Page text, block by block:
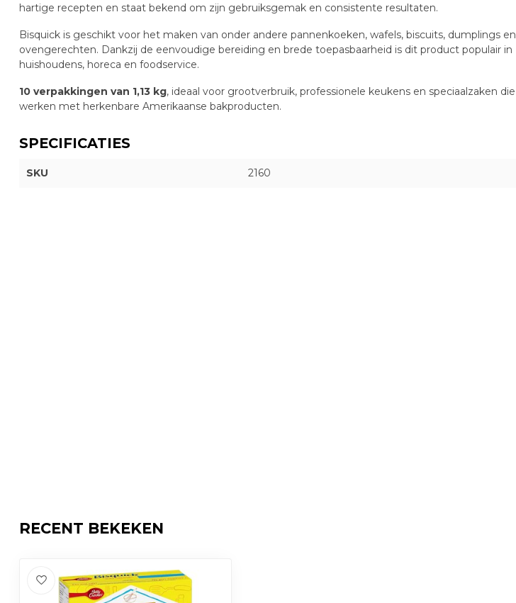
hartige recepten en staat bekend om zijn gebruiksgemak en consistente resultaten.
Bisquick is geschikt voor het maken van onder andere pannenkoeken, wafels, biscuits, dumplings en
ovengerechten. Dankzij de eenvoudige bereiding en brede toepasbaarheid is dit product populair in
huishoudens, horeca en foodservice.
10 verpakkingen van 1,13 kg, ideaal voor grootverbruik, professionele keukens en speciaalzaken die
werken met herkenbare Amerikaanse bakproducten.
SPECIFICATIES
SKU 2160
RECENT BEKEKEN